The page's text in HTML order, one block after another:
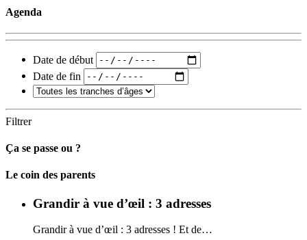
Agenda
Date de début
Date de fin
Filtrer
Ça se passe ou ?
Carto
Le coin des parents
Grandir à vue d’œil : 3 adresses
Grandir à vue d’œil : 3 adresses ! Et de…